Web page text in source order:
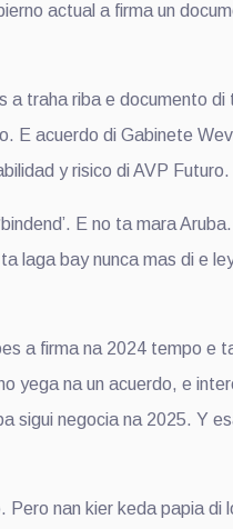
actual a firma un
traha riba e documento
E acuerdo di Gabinete
y risico di AVP Futuro.
E no ta mara
laga bay nunca mas di e
a firma na 2024 tempo e
yega na un acuerdo, e
sigui negocia na 2025. Y
Pero nan kier keda papia